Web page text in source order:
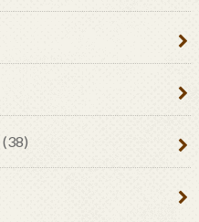
(38)